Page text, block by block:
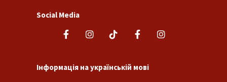
Social Media
Інформація на українській мові